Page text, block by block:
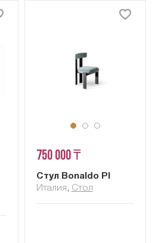
750 000 ₸
Стул Bonaldo PI
Италия , Стол